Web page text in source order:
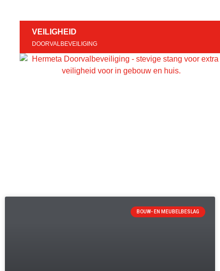
VEILIGHEID
DOORVALBEVEILIGING
BOUW- EN MEUBELBESLAG